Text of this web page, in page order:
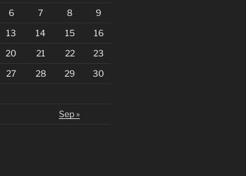
6 7 8
9
13 14 15
16
20 21 22
23
27 28 29
30
Sep »